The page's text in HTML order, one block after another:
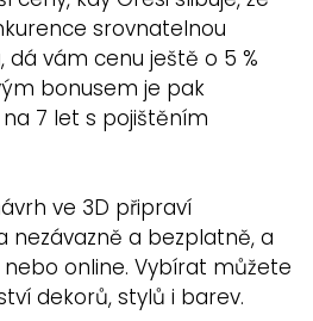
srovnatelnou
dá vám cenu ještě o 5 %
bonusem je pak
7 let s pojištěním
ve 3D připraví
nezávazně a bezplatně, a
online. Vybírat můžete
dekorů, stylů i barev.